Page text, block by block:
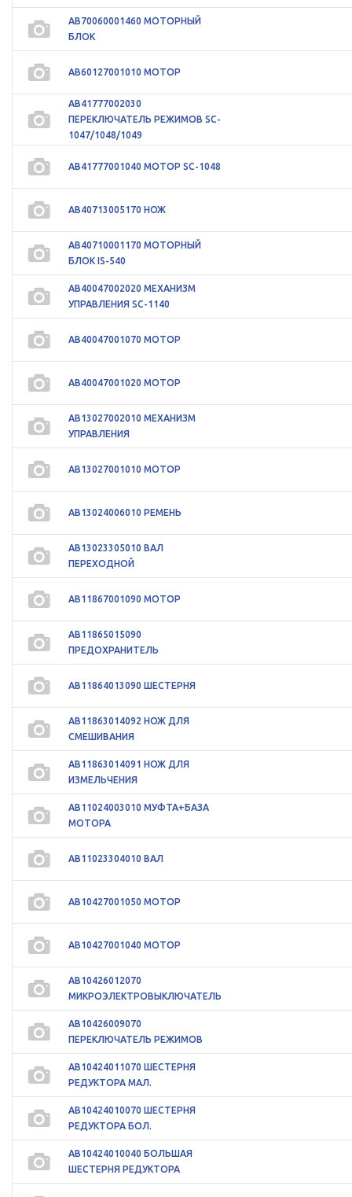
АВ70060001460 МОТОРНЫЙ
БЛОК
АВ60127001010 МОТОР
АВ41777002030
ПЕРЕКЛЮЧАТЕЛЬ РЕЖИМОВ SC-
1047/1048/1049
АВ41777001040 МОТОР SC-1048
АВ40713005170 НОЖ
АВ40710001170 МОТОРНЫЙ
БЛОК IS-540
АВ40047002020 МЕХАНИЗМ
УПРАВЛЕНИЯ SC-1140
АВ40047001070 МОТОР
АВ40047001020 МОТОР
АВ13027002010 МЕХАНИЗМ
УПРАВЛЕНИЯ
АВ13027001010 МОТОР
АВ13024006010 РЕМЕНЬ
АВ13023305010 ВАЛ
ПЕРЕХОДНОЙ
АВ11867001090 МОТОР
АВ11865015090
ПРЕДОХРАНИТЕЛЬ
АВ11864013090 ШЕСТЕРНЯ
АВ11863014092 НОЖ ДЛЯ
СМЕШИВАНИЯ
АВ11863014091 НОЖ ДЛЯ
ИЗМЕЛЬЧЕНИЯ
АВ11024003010 МУФТА+БАЗА
МОТОРА
АВ11023304010 ВАЛ
АВ10427001050 МОТОР
АВ10427001040 МОТОР
АВ10426012070
МИКРОЭЛЕКТРОВЫКЛЮЧАТЕЛЬ
АВ10426009070
ПЕРЕКЛЮЧАТЕЛЬ РЕЖИМОВ
АВ10424011070 ШЕСТЕРНЯ
РЕДУКТОРА МАЛ.
АВ10424010070 ШЕСТЕРНЯ
РЕДУКТОРА БОЛ.
АВ10424010040 БОЛЬШАЯ
ШЕСТЕРНЯ РЕДУКТОРА